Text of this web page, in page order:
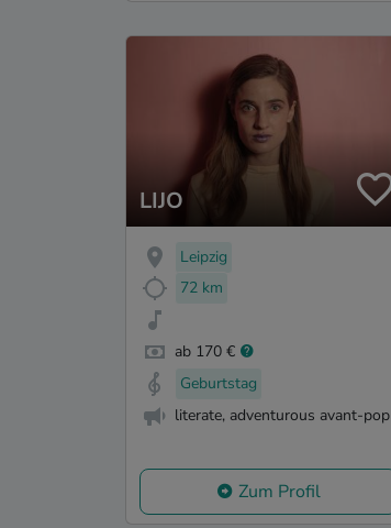
LIJO
Leipzig
72 km
ab 170 €
Geburtstag
literate, adventurous avant-pop
Zum Profil